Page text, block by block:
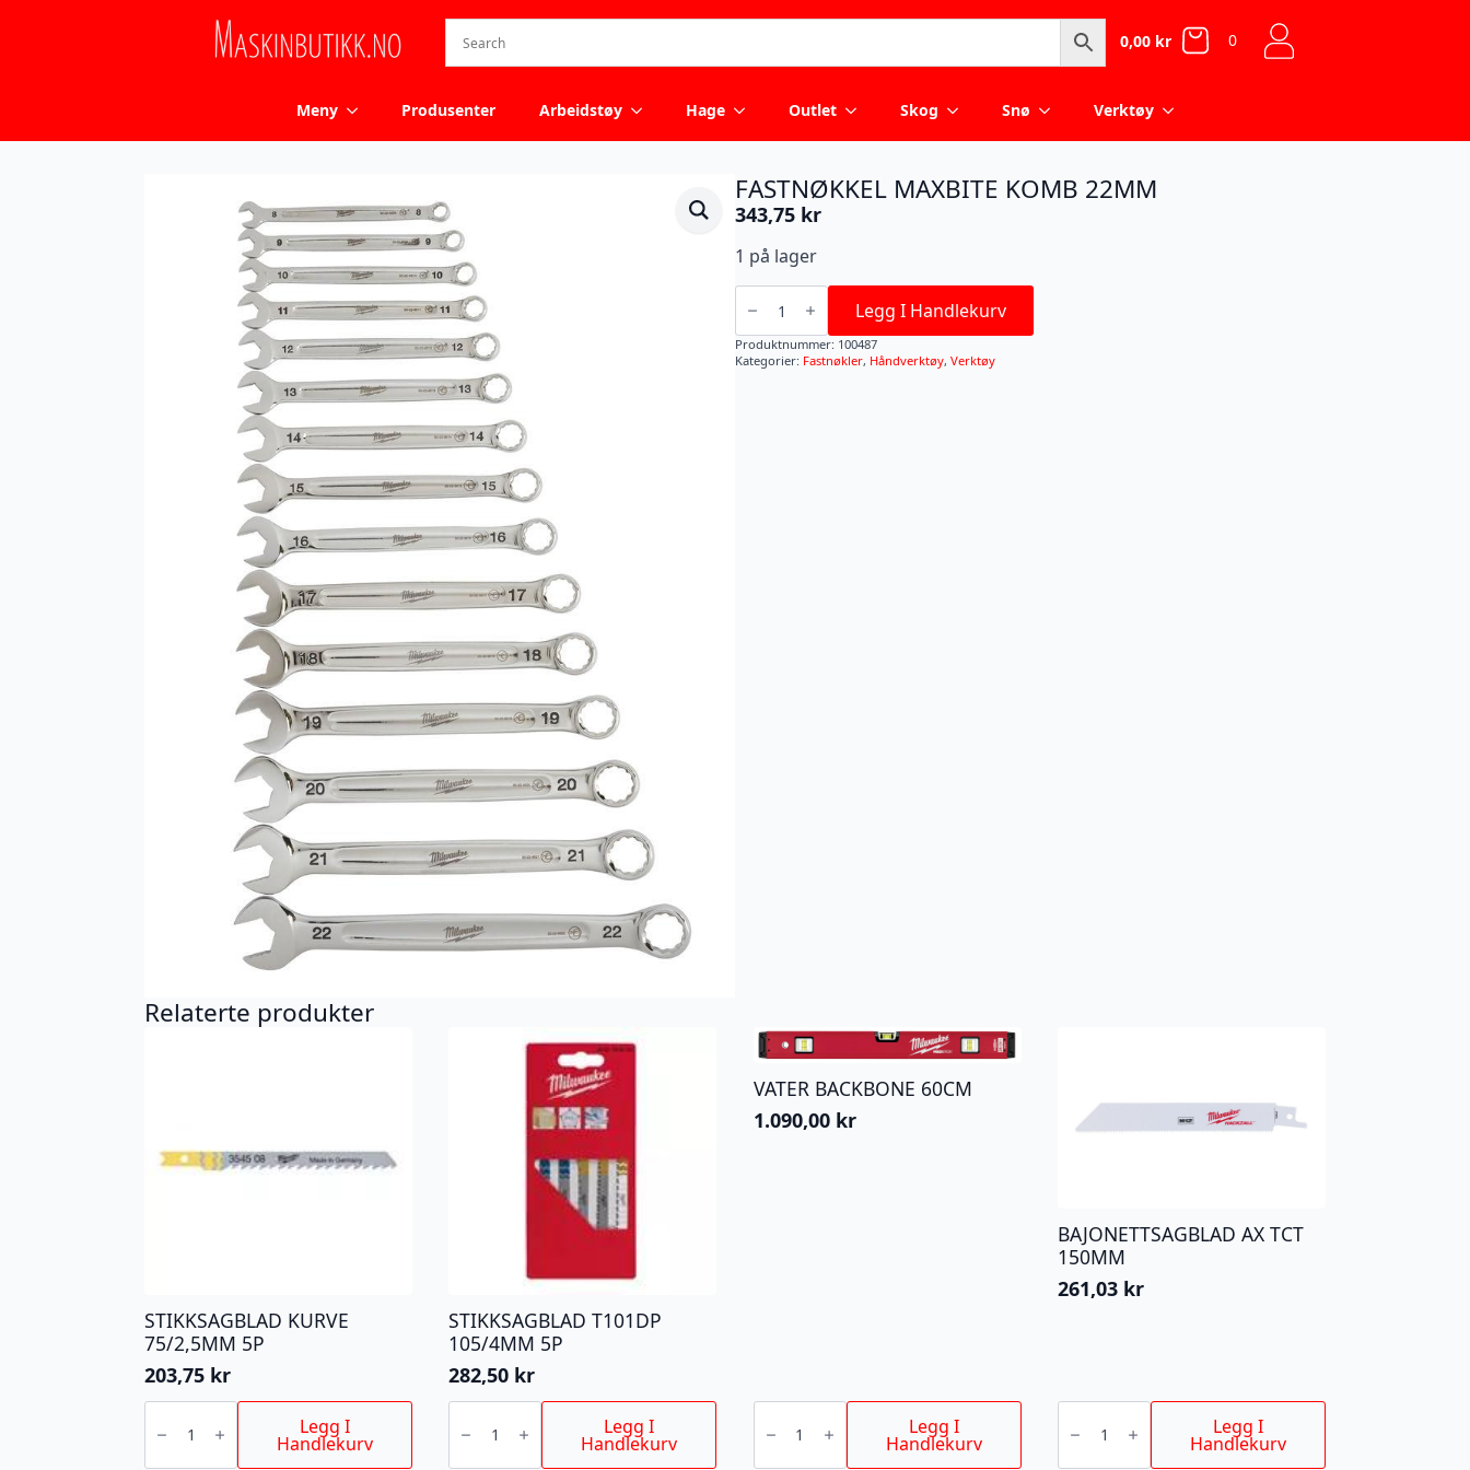
0,00 kr 0
Meny Produsenter Arbeidstøy Hage Outlet Skog Snø Verktøy
FASTNØKKEL MAXBITE KOMB 22MM
343,75 kr
1 på lager
FASTNØKKEL
MAXBITE
22MM
antall
Legg I Handlekurv
Produktnummer: 100487
Kategorier: Fastnøkler, Håndverktøy, Verktøy
Relaterte produkter
STIKKSAGBLAD KURVE
75/2,5MM 5P
203,75 kr
STIKKSAGBLAD
75/2,5MM Legg I
Handlekurv
STIKKSAGBLAD T101DP
105/4MM 5P
282,50 kr
STIKKSAGBLAD
105/4MM Legg I
Handlekurv
VATER BACKBONE 60CM
1.090,00 kr
VATER
60CM Legg I
Handlekurv
BAJONETTSAGBLAD AX TCT
150MM
261,03 kr
BAJONETTSAGBLAD
TCT Legg I
Handlekurv